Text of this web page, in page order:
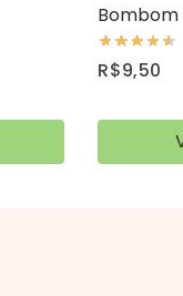
R$9,50